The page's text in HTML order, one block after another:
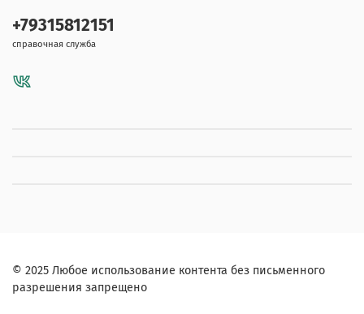
+79315812151
справочная служба
© 2025 Любое использование контента без письменного
разрешения запрещено